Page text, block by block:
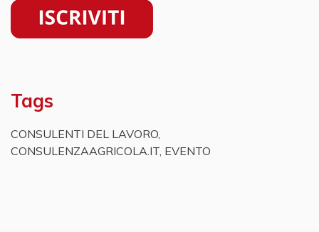
Tags
CONSULENTI DEL LAVORO,
CONSULENZAAGRICOLA.IT, EVENTO